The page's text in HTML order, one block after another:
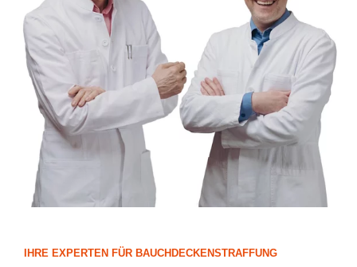
IHRE EXPERTEN FÜR BAUCHDECKENSTRAFFUNG